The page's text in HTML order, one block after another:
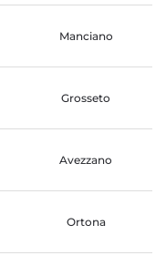
Manciano
Grosseto
Avezzano
Ortona